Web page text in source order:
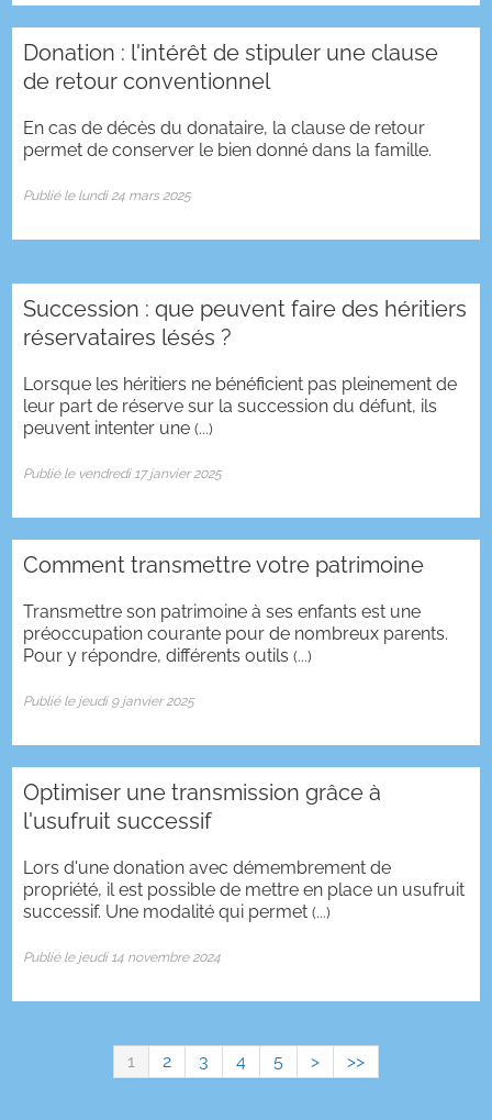
Donation : l'intérêt de stipuler une clause
de retour conventionnel
En cas de décès du donataire, la clause de retour
permet de conserver le bien donné dans la famille.
Publié le lundi 24 mars 2025
Succession : que peuvent faire des héritiers
réservataires lésés ?
Lorsque les héritiers ne bénéficient pas pleinement de
leur part de réserve sur la succession du défunt, ils
peuvent intenter une (...)
Publié le vendredi 17 janvier 2025
Comment transmettre votre patrimoine
Transmettre son patrimoine à ses enfants est une
préoccupation courante pour de nombreux parents.
Pour y répondre, différents outils (...)
Publié le jeudi 9 janvier 2025
Optimiser une transmission grâce à
l'usufruit successif
Lors d'une donation avec démembrement de
propriété, il est possible de mettre en place un usufruit
successif. Une modalité qui permet (...)
Publié le jeudi 14 novembre 2024
1 2 3 4 5 > >>